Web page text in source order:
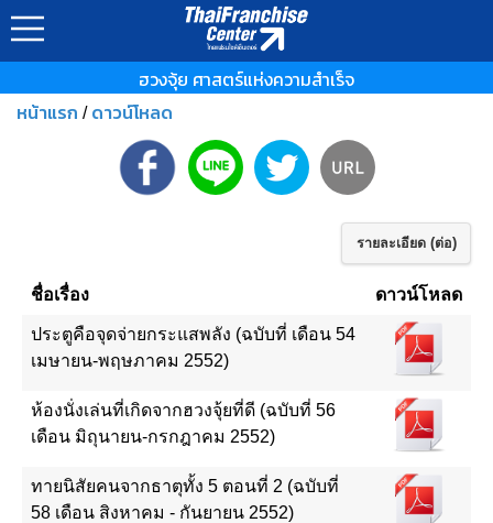
ฮวงจุ้ย ศาสตร์แห่งความสำเร็จ
หน้าแรก / ดาวน์โหลด
รายละเอียด (ต่อ)
ชื่อเรื่อง ดาวน์โหลด
ประตูคือจุดจ่ายกระแสพลัง (ฉบับที่ เดือน 54
เมษายน-พฤษภาคม 2552)
ห้องนั่งเล่นที่เกิดจากฮวงจุ้ยที่ดี (ฉบับที่ 56
เดือน มิถุนายน-กรกฎาคม 2552)
ทายนิสัยคนจากธาตุทั้ง 5 ตอนที่ 2 (ฉบับที่
58 เดือน สิงหาคม - กันยายน 2552)